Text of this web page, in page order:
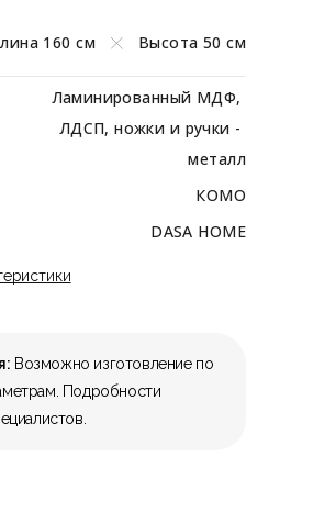
160 см Высота 50 см
Ламинированный МДФ,
ЛДСП, ножки и ручки -
металл
КОМО
DASA HOME
Возможно изготовление по
Подробности